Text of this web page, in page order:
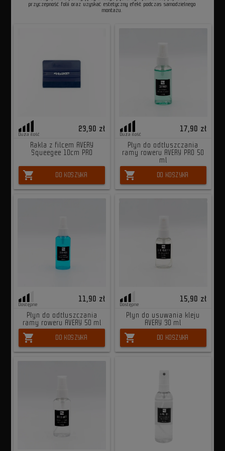
przyczepność folii oraz uzyskać estetyczny efekt podczas samodzielnego
montażu.
Duża ilość
23,90 zł
Rakla z filcem AVERY
Squeegee 10cm PRO
shopping_cart DO KOSZYKA
Duża ilość
17,90 zł
Płyn do odtłuszczania
ramy roweru AVERY PRO 50
ml
shopping_cart DO KOSZYKA
Dostępne
11,90 zł
Płyn do odtłuszczania
ramy roweru AVERY 50 ml
shopping_cart DO KOSZYKA
Dostępne
15,90 zł
Płyn do usuwania kleju
AVERY 30 ml
shopping_cart DO KOSZYKA